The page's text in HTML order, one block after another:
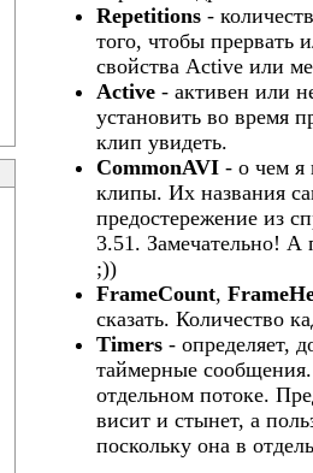
Repetitions -
того, чтобы прервать
свойства Active или
Active - активен или
установить во время
клип увидеть.
CommonAVI - о чем я
клипы. Их названия
предостережение из
3.51. Замечательно! А
;))
FrameCount,
сказать. Количество
Timers - определяет,
таймерные
отдельном потоке.
висит и стынет, а
поскольку она в